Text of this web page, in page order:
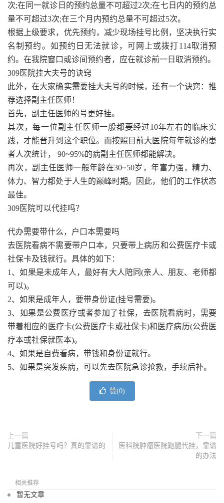
次;在同一就诊日的预约总量不可超过2次;在七日内的预约总
量不可超过3次;在三个月内预约总量不可超过5次。
根据上级要求，优先预约，减少现场挂号比例，坚决执行实
名制预约。如预约日无法就诊，可网上或拨打114取消预
约。在我院窗口或诊间预约者，应在就诊前一日取消预约。
309医院挂大夫号的诀窍
此外，在大家确实需要挂大夫号的时候，还有一个诀窍：推
荐选择副主任医师！
首先，副主任医师的号更好挂。
其次，每一位副主任医师一般都要经过10年左右的临床实
践，才能晋升到这个职位。而按照目前大医院每年就诊的患
者人次统计， 90~95%的病副主任医师都能解决。
再次，副主任医师一般年龄在30~50岁，年富力强，精力、
体力、智力都处于人生的巅峰时期。因此，他们的工作状态
最佳。
309医院可以代挂吗？
代办需要带什么，户口本需要吗
去医院看病不需要带户口本，只要带上病历和公费医疗卡或
社保卡及钱就行。具体的如下：
1、如果是未成年人，最好有大人陪同(亲人、朋友、老师都
可以)。
2、如果是成年人，要带身份证(挂号需要)。
3、如果是公费医疗或者参加了社保，去医院看病时，需要
带着相应的医疗卡(公费医疗卡或社保卡)和医疗病历(公费医
疗本或社保就医本)。
4、如果是自费看病，带钱和身份证就行。
5、如果是突发疾病，可以先去医院急诊抢救，手续后补。
赞(0)
上一篇
儿童医院好挂号吗？真的靠谱的
下一篇
医科院肿瘤医院跑腿代挂，靠谱
的办法
相关推荐
暂无文章